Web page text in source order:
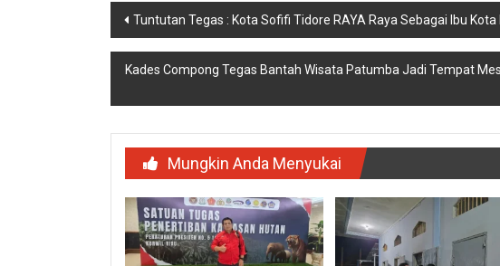
Navigasi
pos
Tuntutan Tegas : Kota Sofifi Tidore RAYA Raya Sebagai Ibu
Kades Compong Tegas Bantah Wisata Patumba Jadi Tempat
Mungkin Anda Menyukai